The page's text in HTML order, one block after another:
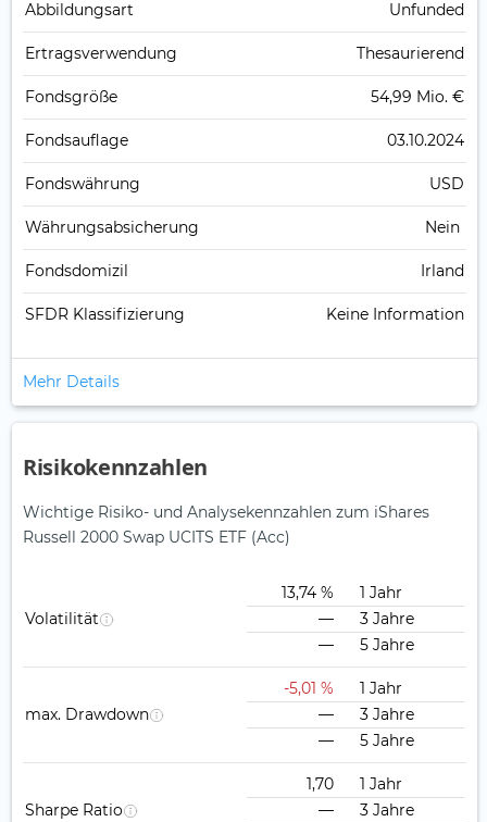
Abbildungs­art Unfunded
Ertrags­verwendung Thesaurierend
Fonds­größe 54,99 Mio. €
Fonds­auflage 03.10.2024
Fonds­währung USD
Währungsabsicherung Nein
Fondsdomizil Irland
SFDR Klassifizierung Keine Information
Mehr Details
Risikokennzahlen
Wichtige Risiko- und Analysekennzahlen zum iShares
Russell 2000 Swap UCITS ETF (Acc)
Volatilität
13,74 %
1 Jahr
—
3 Jahre
—
5 Jahre
max. Drawdown
-5,01 %
1 Jahr
—
3 Jahre
—
5 Jahre
Sharpe Ratio
1,70
1 Jahr
—
3 Jahre